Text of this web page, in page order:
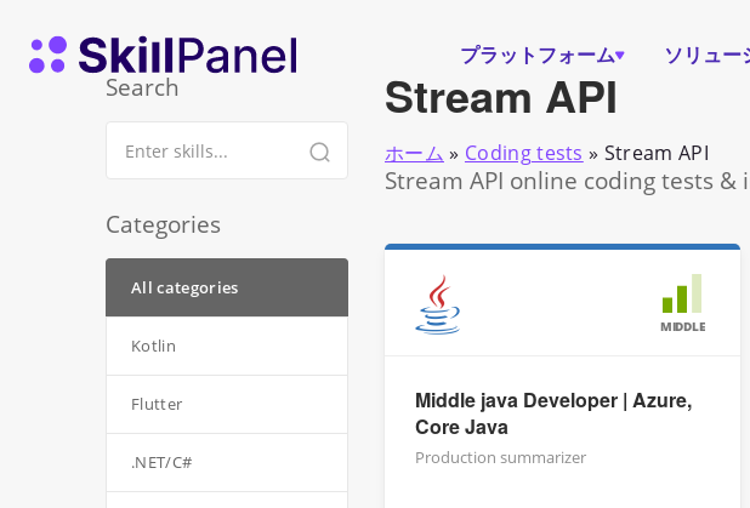
コンテンツへスキップ
スキルパネル ホームページ
プラットフォーム ソリュー
Stream API
ホーム » Coding tests » Stream API
Stream API online coding tests
MIDDLE
Middle java Developer | Azure,
Core Java
Production summarizer
Search
Categories
All categories
Kotlin
Flutter
.NET/C#